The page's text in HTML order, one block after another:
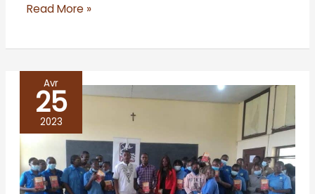
Read More »
Avr
25
2023
République